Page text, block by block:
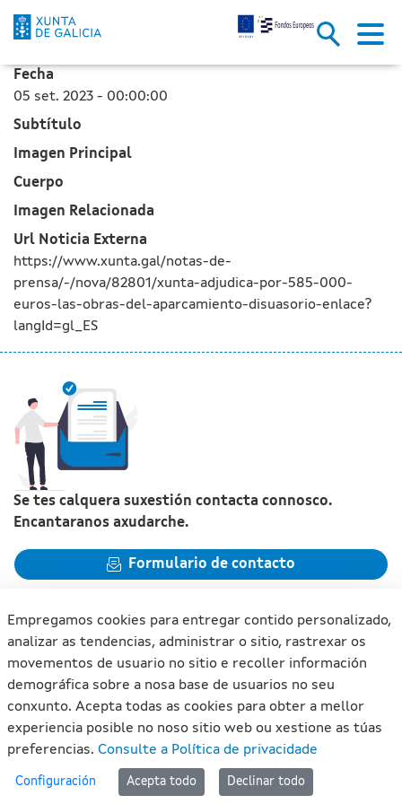
A Xunta adxudica por 585.000
Skip to Main Content
Fecha
05 set. 2023 - 00:00:00
Subtítulo
Imagen Principal
Cuerpo
Imagen Relacionada
Url Noticia Externa
https://www.xunta.gal/notas-de-
prensa/-/nova/82801/xunta-adjudica-por-585-000-
euros-las-obras-del-aparcamiento-disuasorio-enlace?
langId=gl_ES
Se tes calquera suxestión contacta connosco.
Encantaranos axudarche.
Formulario de contacto
Xunta de Galicia. Información mantida e publicada na internet
pola Xunta de Galicia
Atención á cidadanía
Accesibilidade
Empregamos cookies para entregar contido personalizado,
analizar as tendencias, administrar o sitio, rastrexar os
movementos de usuario no sitio e recoller información
demográfica sobre a nosa base de usuarios no seu
conxunto. Acepta todas as cookies para obter a mellor
experiencia posible no noso sitio web ou xestione as túas
preferencias. Consulte a Política de privacidade
Configuración Acepta todo Declinar todo